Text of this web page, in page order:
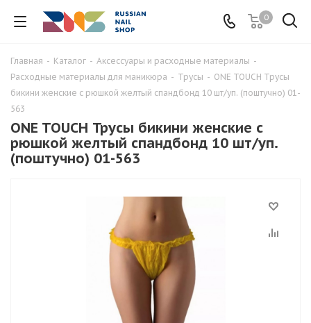
0
Главная - Каталог - Аксессуары и расходные материалы -
Расходные материалы для маникюра - Трусы - ONE TOUCH Трусы
бикини женские с рюшкой желтый спандбонд 10 шт/уп. (поштучно) 01-
563
ONE TOUCH Трусы бикини женские с
рюшкой желтый спандбонд 10 шт/уп.
(поштучно) 01-563